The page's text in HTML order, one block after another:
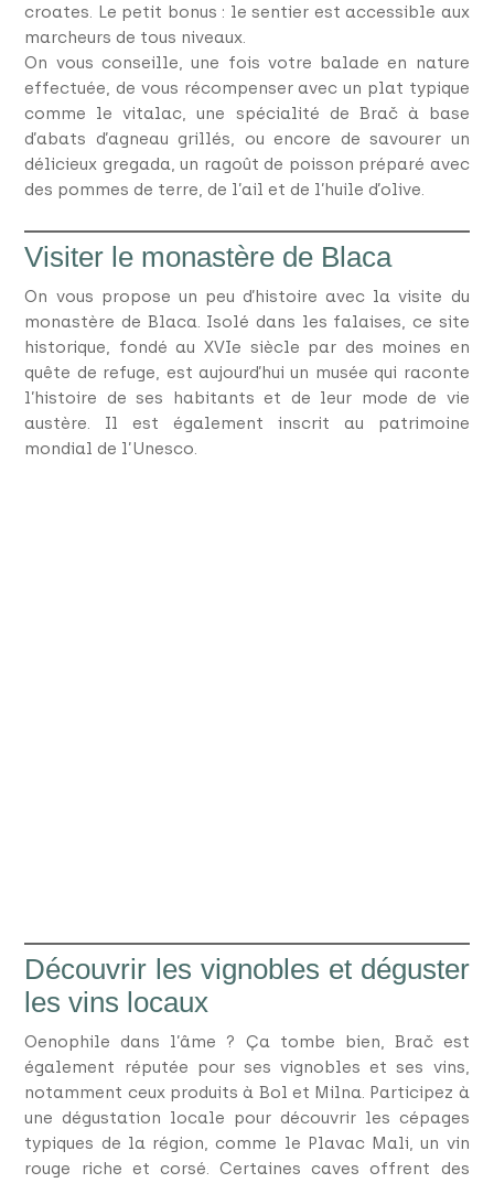
croates. Le petit bonus : le sentier est accessible aux
marcheurs de tous niveaux.
On vous conseille, une fois votre balade en nature
effectuée, de vous récompenser avec un plat typique
comme le vitalac, une spécialité de Brač à base
d’abats d’agneau grillés, ou encore de savourer un
délicieux gregada, un ragoût de poisson préparé avec
des pommes de terre, de l’ail et de l’huile d’olive.
Visiter le monastère de Blaca
On vous propose un peu d’histoire avec la visite du
monastère de Blaca. Isolé dans les falaises, ce site
historique, fondé au XVIe siècle par des moines en
quête de refuge, est aujourd’hui un musée qui raconte
l’histoire de ses habitants et de leur mode de vie
austère. Il est également inscrit au patrimoine
mondial de l’Unesco.
Découvrir les vignobles et déguster
les vins locaux
Oenophile dans l’âme ? Ça tombe bien, Brač est
également réputée pour ses vignobles et ses vins,
notamment ceux produits à Bol et Milna. Participez à
une dégustation locale pour découvrir les cépages
typiques de la région, comme le Plavac Mali, un vin
rouge riche et corsé. Certaines caves offrent des